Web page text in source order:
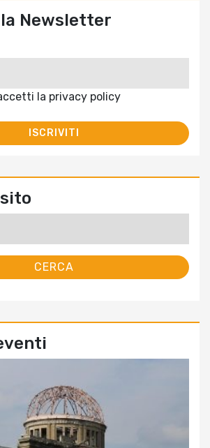
Newsletter
la privacy policy